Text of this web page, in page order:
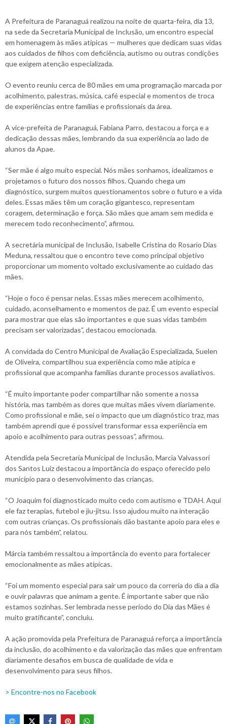
A Prefeitura de Paranaguá realizou na noite de quarta-feira, dia 13,
na sede da Secretaria Municipal de Inclusão, um encontro especial
em homenagem às mães atípicas — mulheres que dedicam suas vidas
aos cuidados de filhos com deficiência, autismo ou outras condições
que exigem atenção especializada.
O evento reuniu cerca de 80 mães em uma programação marcada por
acolhimento, palestras, música, café especial e momentos de troca
de experiências entre famílias e profissionais da área.
A vice-prefeita de Paranaguá, Fabiana Parro, destacou a força e a
dedicação dessas mães, lembrando da sua experiência ao lado de
alunos da Apae.
“Ser mãe é algo muito especial. Nós mães sonhamos, idealizamos e
projetamos o futuro dos nossos filhos. Quando chega um
diagnóstico, surgem muitos questionamentos sobre o futuro e a vida
deles. Essas mães têm um coração gigantesco, representam
coragem, determinação e força. São mães que amam sem medida e
merecem todo reconhecimento”, afirmou.
A secretária municipal de Inclusão, Isabelle Cristina do Rosario Dias
Meduna, ressaltou que o encontro teve como principal objetivo
proporcionar um momento voltado exclusivamente ao cuidado das
mães.
“Hoje o foco é pensar nelas. Essas mães merecem acolhimento,
cuidado, aconselhamento e momentos de paz. É um evento especial
para mostrar que elas são importantes e que suas vidas também
precisam ser valorizadas”, destacou emocionada.
A convidada do Centro Municipal de Avaliação Especializada, Suelen
de Oliveira, compartilhou sua experiência como mãe atípica e
profissional que acompanha famílias durante processos avaliativos.
“É muito importante poder compartilhar não somente a nossa
história, mas também as dores que muitas mães vivem diariamente.
Como profissional e mãe, sei o impacto que um diagnóstico traz, mas
também aprendi que é possível transformar essa experiência em
apoio e acolhimento para outras pessoas”, afirmou.
Atendida pela Secretaria Municipal de Inclusão, Marcia Valvassori
dos Santos Luiz destacou a importância do espaço oferecido pelo
município para o desenvolvimento das crianças.
“O Joaquim foi diagnosticado muito cedo com autismo e TDAH. Aqui
ele faz terapias, futebol e jiu-jitsu. Isso ajudou muito na interação
com outras crianças. Os profissionais dão bastante apoio para eles e
para nós também”, relatou.
Márcia também ressaltou a importância do evento para fortalecer
emocionalmente as mães atípicas.
“Foi um momento especial para sair um pouco da correria do dia a dia
e ouvir palavras que animam a gente. É importante saber que não
estamos sozinhas. Ser lembrada nesse período do Dia das Mães é
muito gratificante”, concluiu.
A ação promovida pela Prefeitura de Paranaguá reforça a importância
da inclusão, do acolhimento e da valorização das mães que enfrentam
diariamente desafios em busca de qualidade de vida e
desenvolvimento para seus filhos.
> Encontre-nos no Facebook